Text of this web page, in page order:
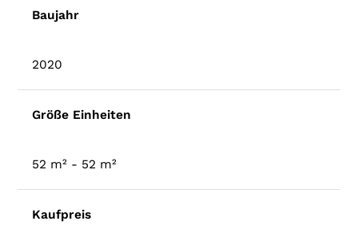
Baujahr
2020
Größe Einheiten
52 m² - 52 m²
Kaufpreis